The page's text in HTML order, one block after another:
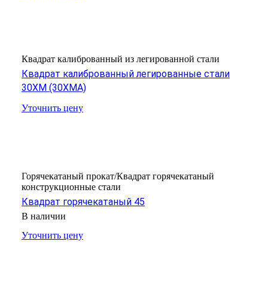
Квадрат калиброванный из легированной стали
Квадрат калиброванный легированные стали
30ХМ (30ХМА)
Уточнить цену
Горячекатаный прокат/Квадрат горячекатаный
конструкционные стали
Квадрат горячекатаный 45
В наличии
Уточнить цену